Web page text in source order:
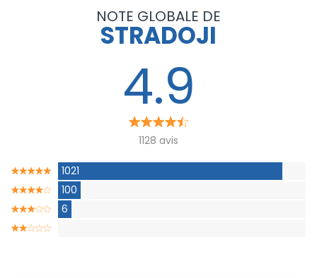
NOTE GLOBALE DE
STRADOJI
4.9
1128 avis
1021
100
6